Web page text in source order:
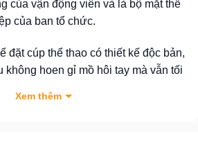
của vận động viên và là bộ mặt thể
của ban tổ chức.
đặt cúp thể thao có thiết kế độc bản,
không hoen gỉ mồ hôi tay mà vẫn tối
Xem thêm